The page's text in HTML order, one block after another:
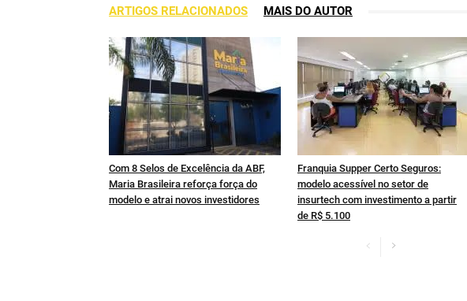
ARTIGOS RELACIONADOS MAIS DO AUTOR
Com 8 Selos de Excelência da ABF,
Maria Brasileira reforça força do
modelo e atrai novos investidores
Franquia Supper Certo Seguros:
modelo acessível no setor de
insurtech com investimento a partir
de R$ 5.100